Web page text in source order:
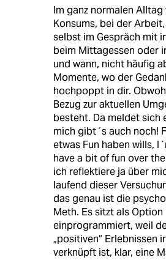
Im ganz normalen
Konsums, bei der
selbst im Gespräch mit
beim Mittagessen oder
und wann, nicht häufig
Momente, wo der
hochpoppt in dir.
Bezug zur aktuellen
besteht. Da meldet sich
mich gibt´s auch noch!
etwas Fun haben wills,
have a bit of fun over
ich reflektiere ja über
laufend dieser
das genau ist die
Meth. Es sitzt als
einprogrammiert, weil
„positiven“ Erlebnissen
verknüpft ist, klar, eine